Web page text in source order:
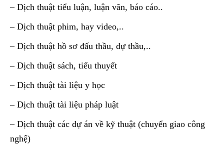
– Dịch thuật tiểu luận, luận văn, báo cáo..
– Dịch thuật phim, hay video,..
– Dịch thuật hồ sơ đấu thầu, dự thầu,..
– Dịch thuật sách, tiểu thuyết
– Dịch thuật tài liệu y học
– Dịch thuật tài liệu pháp luật
– Dịch thuật các dự án về kỹ thuật (chuyển giao công
nghệ)